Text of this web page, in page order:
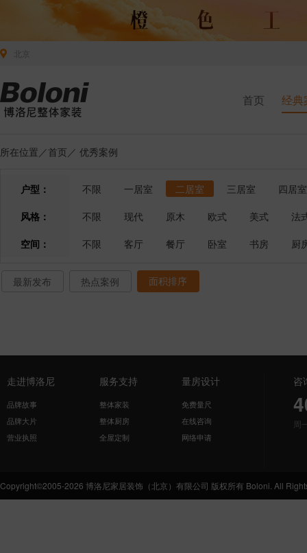
首页 经典
所在位置／首页 ／ 优秀案例
户型： 不限 一居室 二居室 三居室
四居室
风格：
不限 现代 原木 欧式 美式
法
空间：
不限 客厅 餐厅 卧室 书房 厨
最新发布 热点案例 面积排序
走进博洛尼
品牌故事
品牌大片
营业执照
服务支持
整体家装
整体厨房
全屋定制
量房设计
免费量尺
在线咨询
网络申请
咨
周
Copyright©2005-2026 博洛尼家居装饰（北京）有限公司 版权所有 Boloni. All